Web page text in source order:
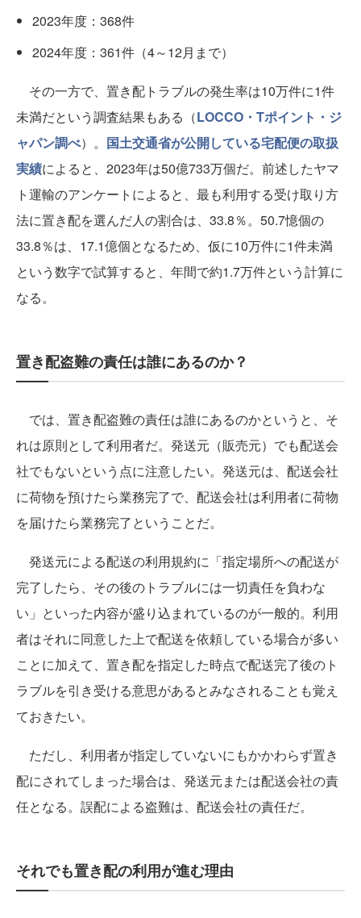
2023年度：368件
2024年度：361件（4～12月まで）
その一方で、置き配トラブルの発生率は10万件に1件
未満だという調査結果もある（LOCCO・Tポイント・ジ
ャパン調べ）。 国土交通省が公開している宅配便の取扱
実績によると、2023年は50億733万個だ。前述したヤマ
ト運輸のアンケートによると、最も利用する受け取り方
法に置き配を選んだ人の割合は、33.8％。50.7憶個の
33.8％は、17.1億個となるため、仮に10万件に1件未満
という数字で試算すると、年間で約1.7万件という計算に
なる。
置き配盗難の責任は誰にあるのか？
では、置き配盗難の責任は誰にあるのかというと、そ
れは原則として利用者だ。発送元（販売元）でも配送会
社でもないという点に注意したい。発送元は、配送会社
に荷物を預けたら業務完了で、配送会社は利用者に荷物
を届けたら業務完了ということだ。
発送元による配送の利用規約に「指定場所への配送が
完了したら、その後のトラブルには一切責任を負わな
い」といった内容が盛り込まれているのが一般的。利用
者はそれに同意した上で配送を依頼している場合が多い
ことに加えて、置き配を指定した時点で配送完了後のト
ラブルを引き受ける意思があるとみなされることも覚え
ておきたい。
ただし、利用者が指定していないにもかかわらず置き
配にされてしまった場合は、発送元または配送会社の責
任となる。誤配による盗難は、配送会社の責任だ。
それでも置き配の利用が進む理由